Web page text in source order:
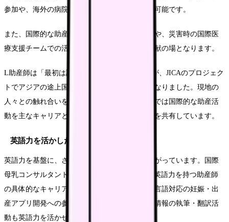
参加や、海外の病院や出産センターでの勤務も可能です。
また、国際的な助産師教育プログラムへの参加や、災害時の国際医
療支援チームでの活動も、英語力を活かした貢献の場となります。
L助産師は「最初は語学への不安がありましたが、JICAのプロジェク
トでアジアの途上国に派遣された経験が転機となりました。現地の
人々との触れ合いを通じて語学力も向上し、今では国際的な助産活
動を主なキャリアとしています」と自身の経験を共有しています。
英語力を活かした新たな挑戦
英語力を基盤に、さらに専門性を深める道も広がっています。国際
母乳コンサルタント（IBCLC）資格の取得は、英語力を持つ助産師
の具体的なキャリアパスの一つです。また、多言語対応の妊娠・出
産アプリ開発への参画や、外国人向け母子保健情報の執筆・翻訳活
動も英語力を活かせる分野です。